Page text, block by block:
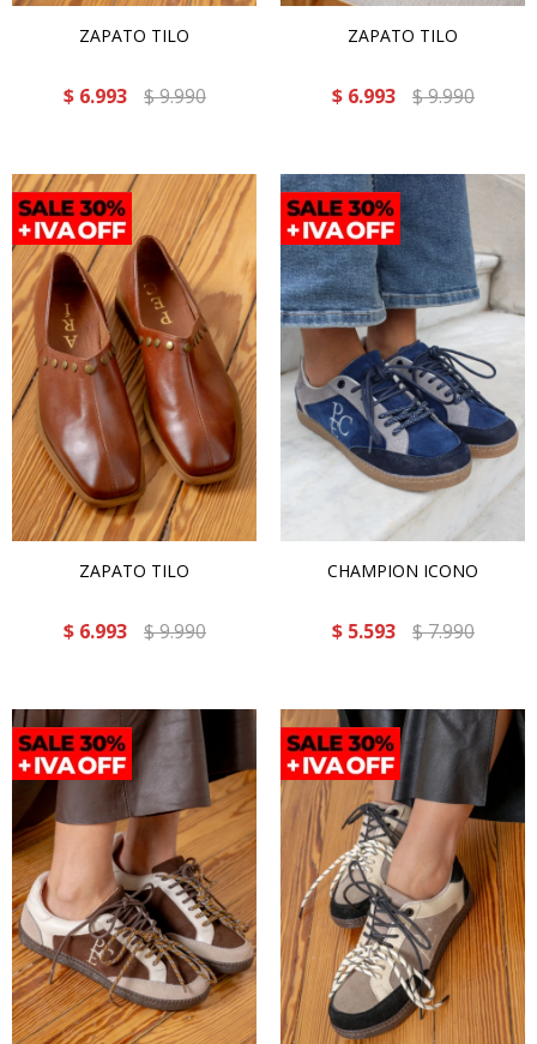
ZAPATO TILO
$ 6.993 $9.990
ZAPATO TILO
$ 6.993 $9.990
ZAPATO TILO
$ 6.993 $9.990
CHAMPION ICONO
$ 5.593 $7.990